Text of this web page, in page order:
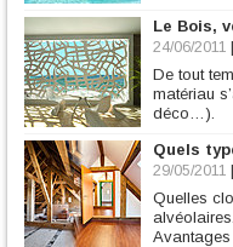
Le Bois,
24/06/2011
De tout
matériau
déco…).
Quels
29/05/2011
Quelles
alvéolaires.